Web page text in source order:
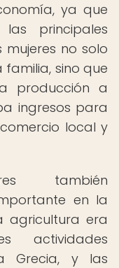
ya que
principales
mujeres no solo
sino que
producción a
ingresos para
local y
también
en la
agricultura era
actividades
Grecia, y las